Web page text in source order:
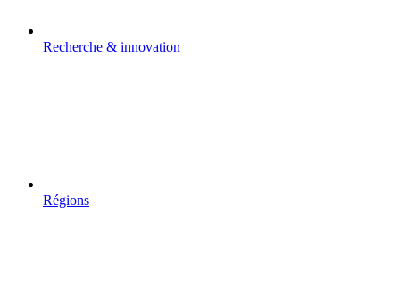
Recherche & innovation
Régions